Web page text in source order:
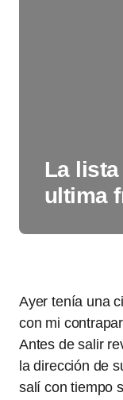
La
ultima
Ayer tenía una
con mi
Antes de salir
la dirección de
salí con tiempo